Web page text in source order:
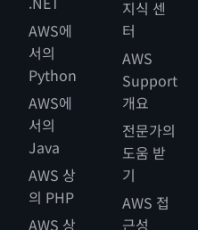
AWS에
서의
Python
AWS에
서의
Java
AWS 상
의 PHP
AWS 상
지식 센
터
AWS
Support
개요
전문가의
도움 받
기
AWS 접
근성